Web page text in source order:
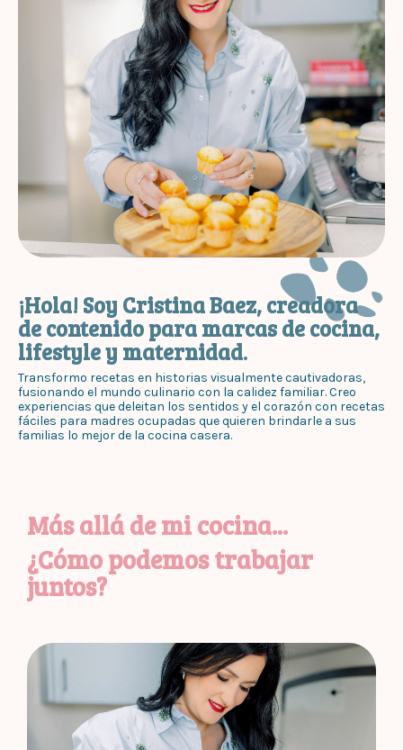
¡Hola! Soy Cristina Baez, creadora
de contenido para marcas de cocina,
lifestyle y maternidad.
Transformo recetas en historias visualmente cautivadoras,
fusionando el mundo culinario con la calidez familiar. Creo
experiencias que deleitan los sentidos y el corazón con recetas
fáciles para madres ocupadas que quieren brindarle a sus
familias lo mejor de la cocina casera.
Más allá de mi cocina...
¿Cómo podemos trabajar
juntos?